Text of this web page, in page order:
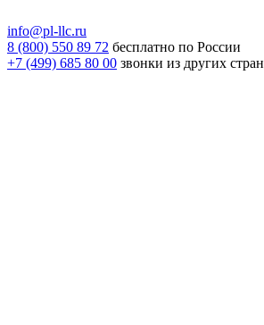
info@pl-llc.ru
8 (800) 550 89 72 бесплатно по России
+7 (499) 685 80 00 звонки из других стран